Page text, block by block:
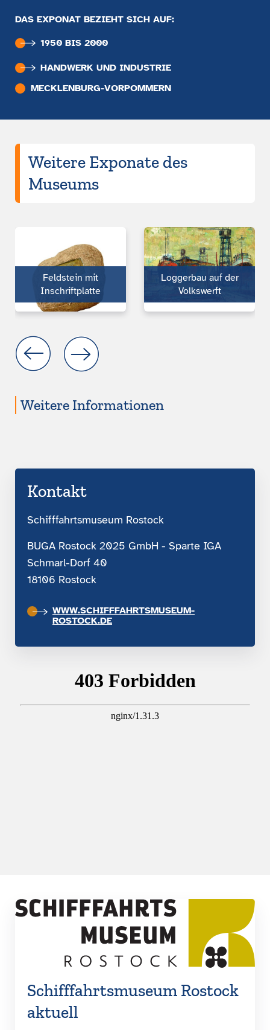
DAS EXPONAT BEZIEHT SICH AUF:
1950 BIS 2000
HANDWERK UND INDUSTRIE
MECKLENBURG-VORPOMMERN
Weitere Exponate des
Museums
Feldstein mit
Inschriftplatte
Loggerbau auf der
Volkswerft
Weitere Informationen
Kontakt
Schifffahrtsmuseum Rostock
BUGA Rostock 2025 GmbH - Sparte IGA
Schmarl-Dorf 40
18106 Rostock
WWW.SCHIFFFAHRTSMUSEUM-
ROSTOCK.DE
Schiff­fahrtsmuseum Rostock
aktuell